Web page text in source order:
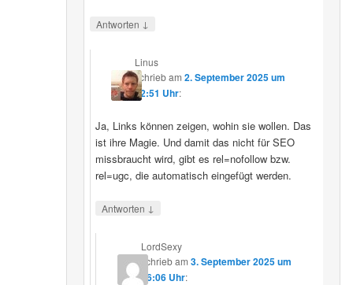
Antworten ↓
Linus
schriebam2. September 2025 um
12:51 Uhr:
Ja, Links können zeigen, wohin sie wollen. Das
ist ihre Magie. Und damit das nicht für SEO
missbraucht wird, gibt es rel=nofollow bzw.
rel=ugc, die automatisch eingefügt werden.
Antworten ↓
LordSexy
schriebam 3. September 2025 um
16:06 Uhr: